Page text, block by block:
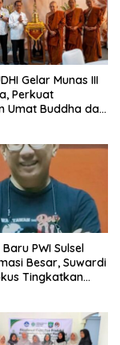
Gelar Munas III
Perkuat
Umat Buddha dan
PWI Sulsel
Besar, Suwardi
Tingkatkan